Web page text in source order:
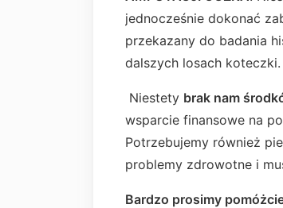
jednocześnie dokonać
przekazany do badania
dalszych losach koteczki.
Niestety brak nam
wsparcie finansowe na
Potrzebujemy również
problemy zdrowotne i
Bardzo prosimy